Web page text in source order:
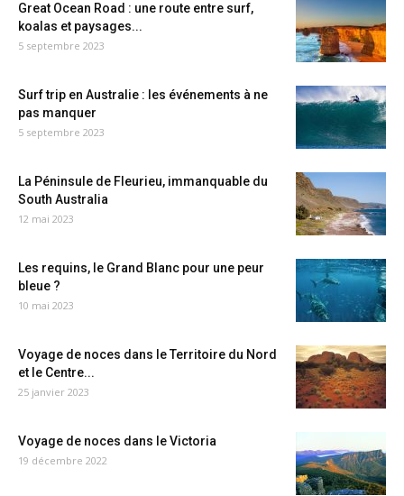
Great Ocean Road : une route entre surf,
koalas et paysages...
5 septembre 2023
Surf trip en Australie : les événements à ne
pas manquer
5 septembre 2023
La Péninsule de Fleurieu, immanquable du
South Australia
12 mai 2023
Les requins, le Grand Blanc pour une peur
bleue ?
10 mai 2023
Voyage de noces dans le Territoire du Nord
et le Centre...
25 janvier 2023
Voyage de noces dans le Victoria
19 décembre 2022